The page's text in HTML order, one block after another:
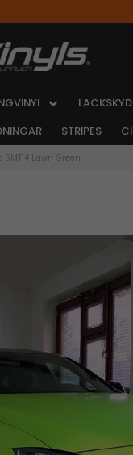
STRIPES
SMT14 Lawn Green